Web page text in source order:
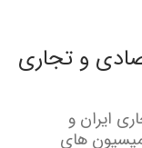
و تجاری
ایران و
های